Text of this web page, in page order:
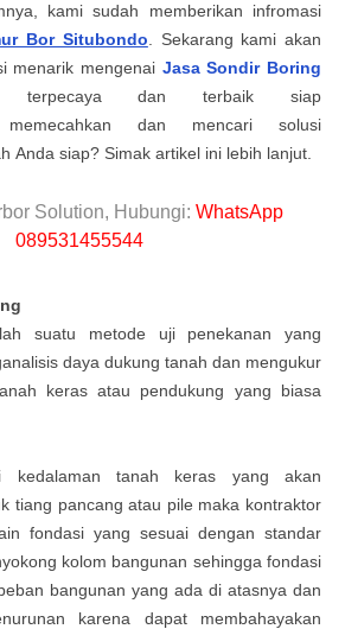
kami sudah memberikan infromasi
Bor Situbondo . Sekarang kami akan
menarik mengenai Jasa Sondir Boring
terpecaya dan terbaik siap
dan mencari solusi
Anda siap? Simak artikel ini lebih lanjut.
Solution, Hubungi: WhatsApp
089531455544
suatu metode uji penekanan yang
daya dukung tanah dan mengukur
keras atau pendukung yang biasa
kedalaman tanah keras yang akan
tiang pancang atau pile maka kontraktor
fondasi yang sesuai dengan standar
kolom bangunan sehingga fondasi
bangunan yang ada di atasnya dan
karena dapat membahayakan